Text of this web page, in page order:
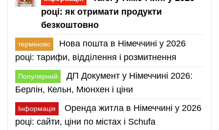
році: як отримати продукти
безкоштовно
терміново
Нова пошта в Німеччині у 2026
році: тарифи, відділення і розмитнення
Популярний
ДП Документ у Німеччині 2026:
Берлін, Кельн, Мюнхен і ціни
Інформація
Оренда житла в Німеччині у 2026
році: сайти, ціни по містах і Schufa